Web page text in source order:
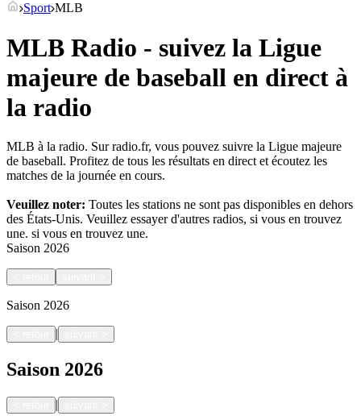
Sport MLB
MLB Radio - suivez la Ligue
majeure de baseball en direct à
la radio
MLB à la radio. Sur radio.fr, vous pouvez suivre la Ligue majeure
de baseball. Profitez de tous les résultats en direct et écoutez les
matches de la journée en cours.
Veuillez noter: Toutes les stations ne sont pas disponibles en dehors
des États-Unis. Veuillez essayer d'autres radios, si vous en trouvez
une. si vous en trouvez une.
Saison 2026
Saison 2026
|
Saison 2026
|